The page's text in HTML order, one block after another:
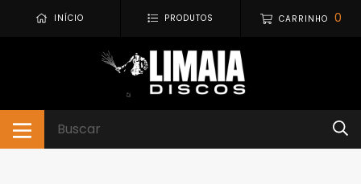
INÍCIO PRODUTOS CARRINHO 0